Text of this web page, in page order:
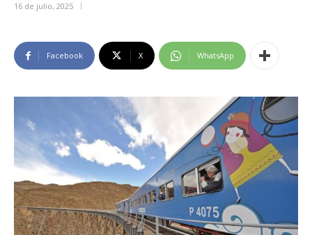
16 de julio, 2025
Facebook X WhatsApp